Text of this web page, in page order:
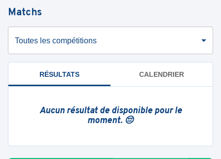
Matchs
Toutes les compétitions
RÉSULTATS CALENDRIER
Aucun résultat de disponible pour le
moment. 😔